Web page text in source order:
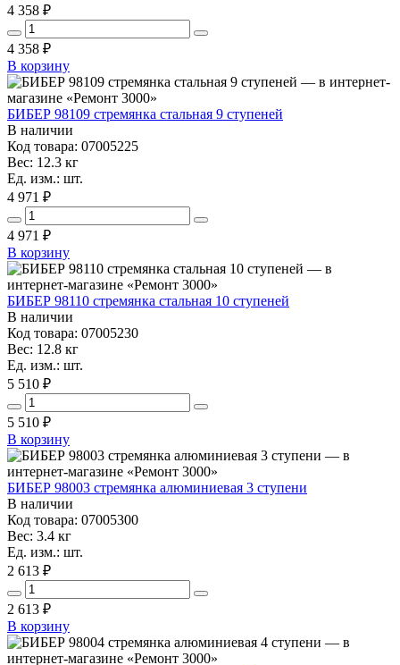
4 358 ₽
4 358 ₽
В корзину
БИБЕР 98109 стремянка стальная 9 ступеней
В наличии
Код товара: 07005225
Вес: 12.3 кг
Ед. изм.: шт.
4 971 ₽
4 971 ₽
В корзину
БИБЕР 98110 стремянка стальная 10 ступеней
В наличии
Код товара: 07005230
Вес: 12.8 кг
Ед. изм.: шт.
5 510 ₽
5 510 ₽
В корзину
БИБЕР 98003 стремянка алюминиевая 3 ступени
В наличии
Код товара: 07005300
Вес: 3.4 кг
Ед. изм.: шт.
2 613 ₽
2 613 ₽
В корзину